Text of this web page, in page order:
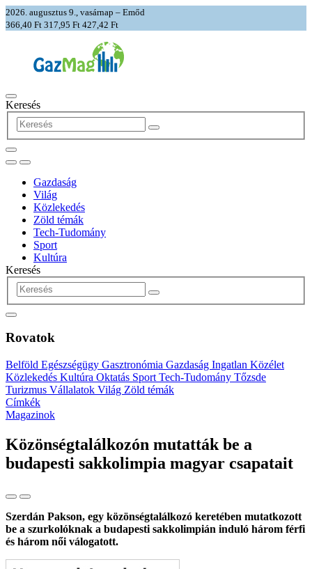
2026. augusztus 9., vasárnap – Emőd
366,40 Ft 317,95 Ft 427,42 Ft
Keresés
Gazdaság
Világ
Közlekedés
Zöld témák
Tech-Tudomány
Sport
Kultúra
Keresés
Rovatok
Belföld Egészségügy Gasztronómia Gazdaság Ingatlan Közélet
Közlekedés Kultúra Oktatás Sport Tech-Tudomány Tőzsde
Turizmus Vállalatok Világ Zöld témák
Címkék
Magazinok
Közönségtalálkozón mutatták be a
budapesti sakkolimpia magyar csapatait
Szerdán Pakson, egy közönségtalálkozó keretében mutatkozott
be a szurkolóknak a budapesti sakkolimpián induló három férfi
és három női válogatott.